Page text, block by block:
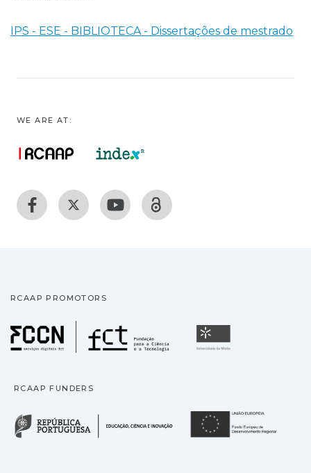
IPS - ESE - BIBLIOTECA - Dissertações de mestrado
WE ARE AT:
RCAAP PROMOTORS
Fundação para a
RCAAP FUNDERS
República Portuguesa